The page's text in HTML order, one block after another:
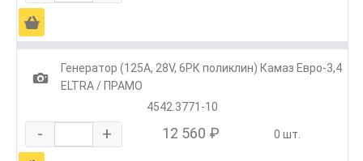
Ä
1
Генератор (125А, 28V, 6РК поликлин) Камаз Евро-3,4
ELTRA / ПРАМО
4542.3771-10
- + 12 560 ₽ 0 шт.